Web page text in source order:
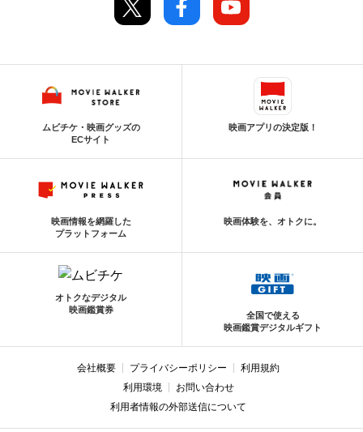
ムビチケ・映画グッズの
ECサイト
映画アプリの決定版！
映画情報を網羅した
プラットフォーム
映画体験を、オトクに。
オトクなデジタル
映画鑑賞券
全国で使える
映画鑑賞デジタルギフト
会社概要 プライバシーポリシー
利用規約
利用環境
お問い合わせ
利用者情報の外部送信について